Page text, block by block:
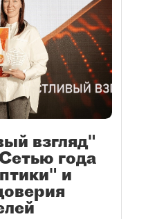
взгляд"
года
и